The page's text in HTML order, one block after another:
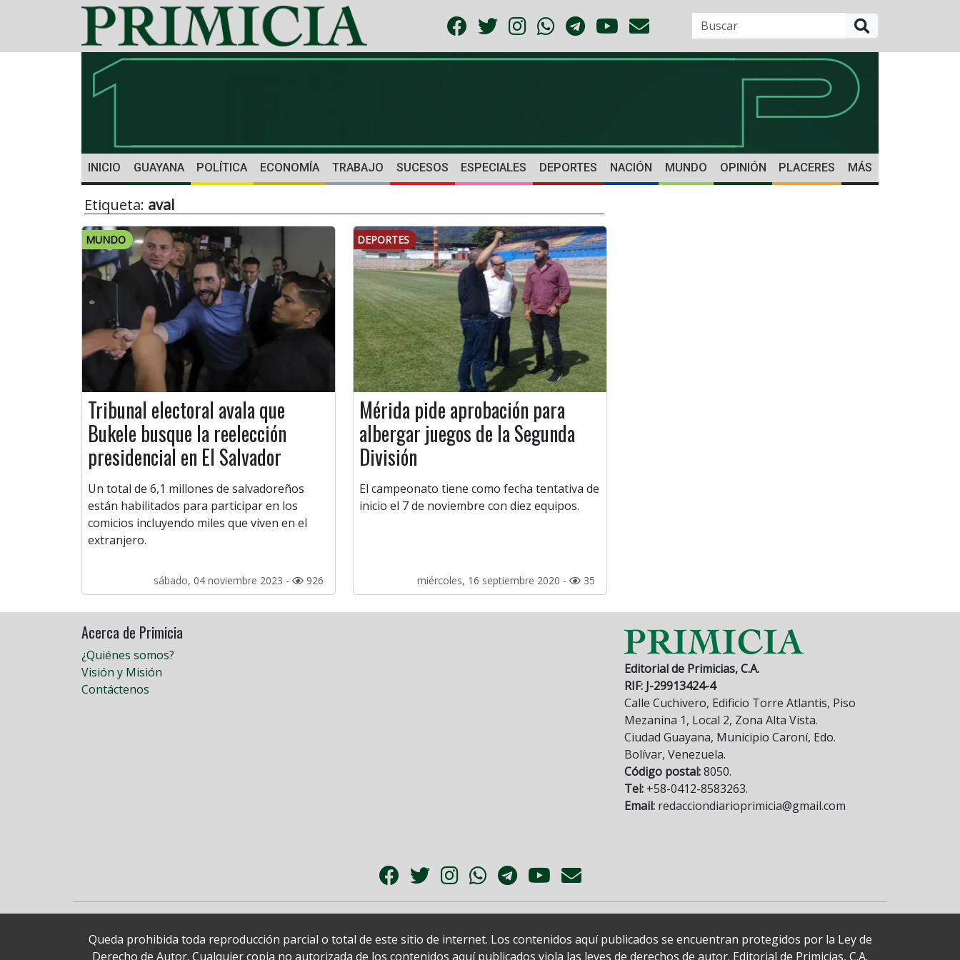
INICIO GUAYANA POLÍTICA ECONOMÍA TRABAJO SUCESOS ESPECIALES DEPORTES NACIÓN MUNDO OPINIÓN PLACERES MÁS
Etiqueta: aval
MUNDO
Tribunal electoral avala que
Bukele busque la reelección
presidencial en El Salvador
Un total de 6,1 millones de salvadoreños
están habilitados para participar en los
comicios incluyendo miles que viven en el
extranjero.
sábado, 04 noviembre 2023 - 926
DEPORTES
Mérida pide aprobación para
albergar juegos de la Segunda
División
El campeonato tiene como fecha tentativa de
inicio el 7 de noviembre con diez equipos.
miércoles, 16 septiembre 2020 - 35
Acerca de Primicia
¿Quiénes somos?
Visión y Misión
Contáctenos
Editorial de Primicias, C.A.
RIF: J-29913424-4
Calle Cuchivero, Edificio Torre Atlantis, Piso
Mezanina 1, Local 2, Zona Alta Vista.
Ciudad Guayana, Municipio Caroní, Edo.
Bolívar, Venezuela.
Código postal:8050.
Tel: +58-0412-8583263.
Email: redacciondiarioprimicia@gmail.com
Queda prohibida toda reproducción parcial o total de este sitio de internet. Los contenidos aquí publicados se encuentran protegidos por la Ley de
Derecho de Autor. Cualquier copia no autorizada de los contenidos aquí publicados viola las leyes de derechos de autor. Editorial de Primicias, C.A.